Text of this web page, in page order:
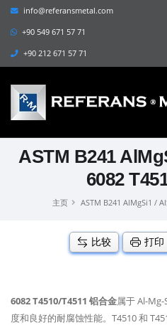
info@referansmetal.com
+90 549 671 57 71
+90 212 671 57 71
ASTM B241
6082
主页 ASTM B241 AlMgSi1 /
比较 打印
6082 T4510/T4511 铝合金属于 Al-
度和良好的耐腐蚀性能。T4510 和